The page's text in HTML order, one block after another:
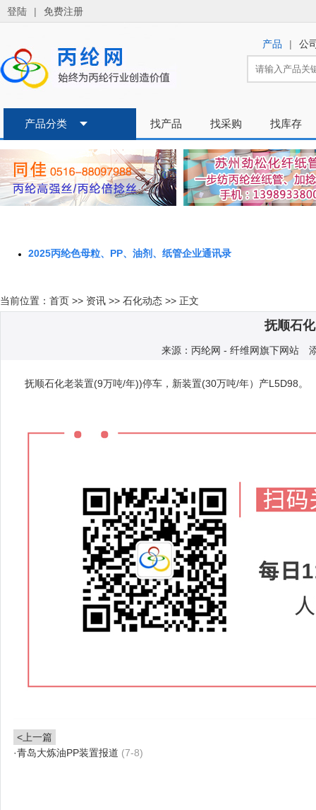
2025丙纶色母粒、PP、油剂、纸管企业通讯录
当前位置： 首页 >> 资讯 >> 石化动态 >> 正文
抚顺石
来源：丙纶网 - 纤维网旗下网站
抚顺石化老装置(9万吨/年))停车，新装置(30万吨/年）产L5D98。
<上一篇
·青岛大炼油PP装置报道 (7-8)